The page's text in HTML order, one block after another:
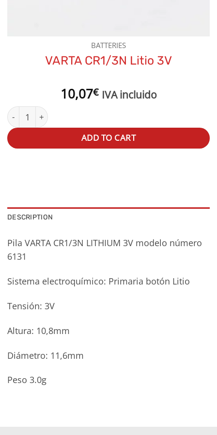
BATTERIES
VARTA CR1/3N Litio 3V
10,07€ IVA incluido
VARTA CR1/3N Litio 3V quantity
ADD TO CART
DESCRIPTION
Pila VARTA CR1/3N LITHIUM 3V modelo número
6131
Sistema electroquímico: Primaria botón Litio
Tensión: 3V
Altura: 10,8mm
Diámetro: 11,6mm
Peso 3.0g